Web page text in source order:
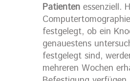
Patienten essenziell.
festgelegt, ob ein
genauestens
festgelegt sind,
mehreren Wochen